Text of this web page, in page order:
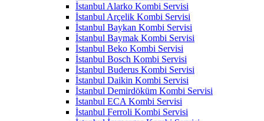
İstanbul Alarko Kombi Servisi
İstanbul Arçelik Kombi Servisi
İstanbul Baykan Kombi Servisi
İstanbul Baymak Kombi Servisi
İstanbul Beko Kombi Servisi
İstanbul Bosch Kombi Servisi
İstanbul Buderus Kombi Servisi
İstanbul Daikin Kombi Servisi
İstanbul Demirdöküm Kombi Servisi
İstanbul ECA Kombi Servisi
İstanbul Ferroli Kombi Servisi